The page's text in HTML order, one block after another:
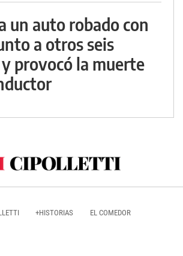
un auto robado con
a otros seis
provocó la muerte
+HISTORIAS EL COMEDOR